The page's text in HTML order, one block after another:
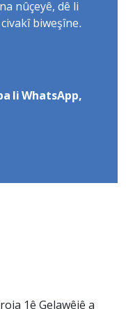
nûçeyê, dê li
biweşîne.
li WhatsApp,
1ê Gelawêjê a